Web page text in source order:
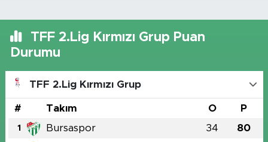
TFF 2.Lig Kırmızı Grup Puan
Durumu
TFF 2.Lig Kırmızı Grup
# Takım O P
1 Bursaspor 34 80